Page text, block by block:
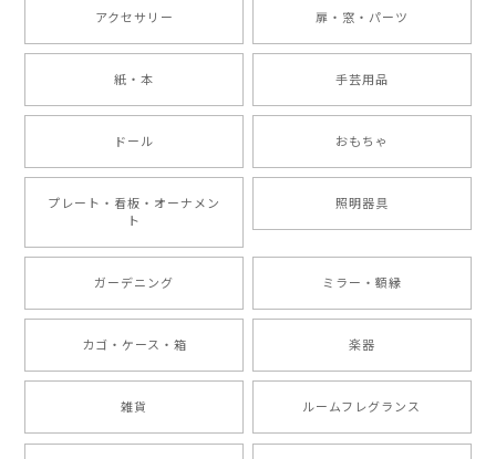
アクセサリー 扉・窓・パーツ
紙・本 手芸用品
ドール おもちゃ
プレート・看板・オーナメン
ト
照明器具
ガーデニング ミラー・額縁
カゴ・ケース・箱 楽器
雑貨 ルームフレグランス